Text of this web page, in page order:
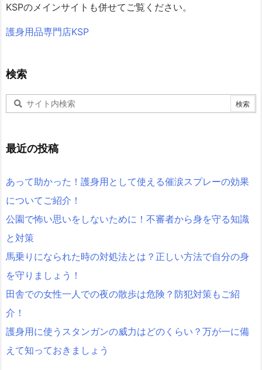
KSPのメインサイトも併せてご覧ください。
護身用品専門店KSP
検索
最近の投稿
あって助かった！護身用として使える催涙スプレーの効果
についてご紹介！
公園で怖い思いをしないために！不審者から身を守る知識
と対策
馬乗りになられた時の対処法とは？正しい方法で自分の身
を守りましょう！
田舎での女性一人での夜の散歩は危険？防犯対策もご紹
介！
護身用に使うスタンガンの威力はどのくらい？万が一に備
えて知っておきましょう